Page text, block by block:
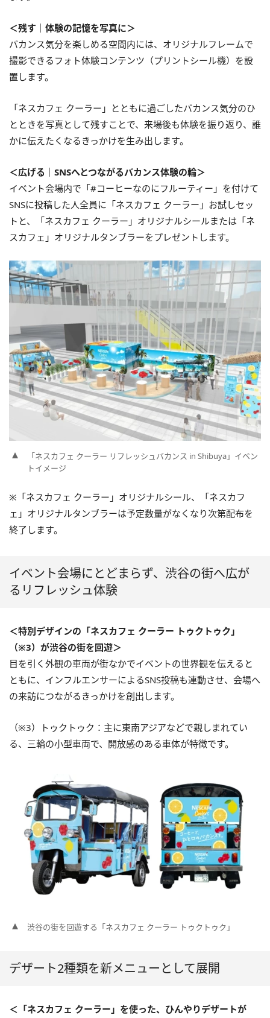
＜残す｜体験の記憶を写真に＞
バカンス気分を楽しめる空間内には、オリジナルフレームで
撮影できるフォト体験コンテンツ（プリントシール機）を設
置します。
「ネスカフェ クーラー」とともに過ごしたバカンス気分のひ
とときを写真として残すことで、来場後も体験を振り返り、誰
かに伝えたくなるきっかけを生み出します。
＜広げる｜SNSへとつながるバカンス体験の輪＞
イベント会場内で「#コーヒーなのにフルーティー」を付けて
SNSに投稿した人全員に「ネスカフェ クーラー」お試しセッ
トと、「ネスカフェ クーラー」オリジナルシールまたは「ネ
スカフェ」オリジナルタンブラーをプレゼントします。
「ネスカフェ クーラー リフレッシュバカンス in Shibuya」イベン
トイメージ
※「ネスカフェ クーラー」オリジナルシール、「ネスカフ
ェ」オリジナルタンブラーは予定数量がなくなり次第配布を
終了します。
イベント会場にとどまらず、渋谷の街へ広が
るリフレッシュ体験
＜特別デザインの「ネスカフェ クーラー トゥクトゥク」
（※3）が渋谷の街を回遊＞
目を引く外観の車両が街なかでイベントの世界観を伝えると
ともに、インフルエンサーによるSNS投稿も連動させ、会場へ
の来訪につながるきっかけを創出します。
（※3）トゥクトゥク：主に東南アジアなどで親しまれてい
る、三輪の小型車両で、開放感のある車体が特徴です。
渋谷の街を回遊する「ネスカフェ クーラー トゥクトゥク」
デザート2種類を新メニューとして展開
＜「ネスカフェ クーラー」を使った、ひんやりデザートが